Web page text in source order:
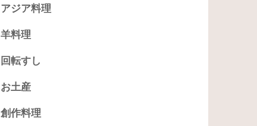
アジア料理
羊料理
回転すし
お土産
創作料理